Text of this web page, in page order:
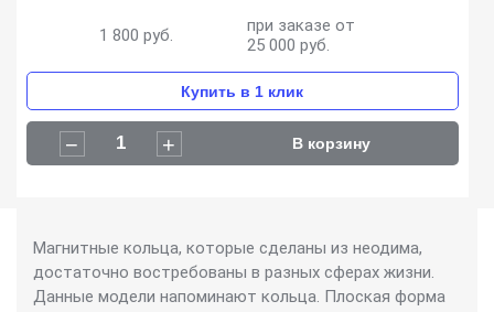
1 800 руб.
при заказе от
25 000 руб.
Магнитные кольца, которые сделаны из неодима,
достаточно востребованы в разных сферах жизни.
Данные модели напоминают кольца. Плоская форма